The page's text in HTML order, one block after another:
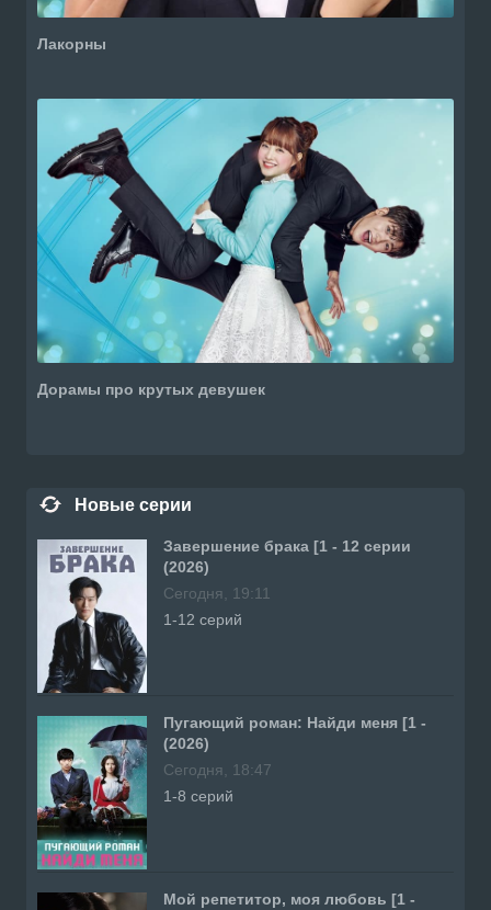
Лакорны
Дорамы про крутых девушек
Новые серии
Завершение брака [1 - 12 серии
(2026)
Сегодня, 19:11
1-12 серий
Пугающий роман: Найди меня [1 -
(2026)
Сегодня, 18:47
1-8 серий
Мой репетитор, моя любовь [1 -